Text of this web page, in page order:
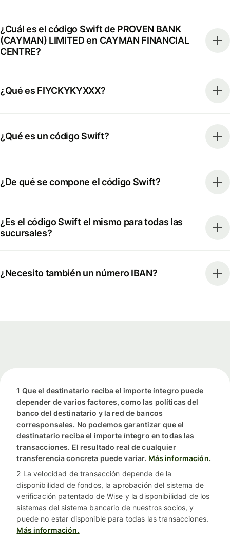
¿Cuál es el código Swift de PROVEN BANK
(CAYMAN) LIMITED en CAYMAN FINANCIAL
CENTRE?
¿Qué es FIYCKYKYXXX?
¿Qué es un código Swift?
¿De qué se compone el código Swift?
¿Es el código Swift el mismo para todas las
sucursales?
¿Necesito también un número IBAN?
1 Que el destinatario reciba el importe íntegro puede
depender de varios factores, como las políticas del
banco del destinatario y la red de bancos
corresponsales. No podemos garantizar que el
destinatario reciba el importe íntegro en todas las
transacciones. El resultado real de cualquier
transferencia concreta puede variar. Más información.
2 La velocidad de transacción depende de la
disponibilidad de fondos, la aprobación del sistema de
verificación patentado de Wise y la disponibilidad de los
sistemas del sistema bancario de nuestros socios, y
puede no estar disponible para todas las transacciones.
Más información.